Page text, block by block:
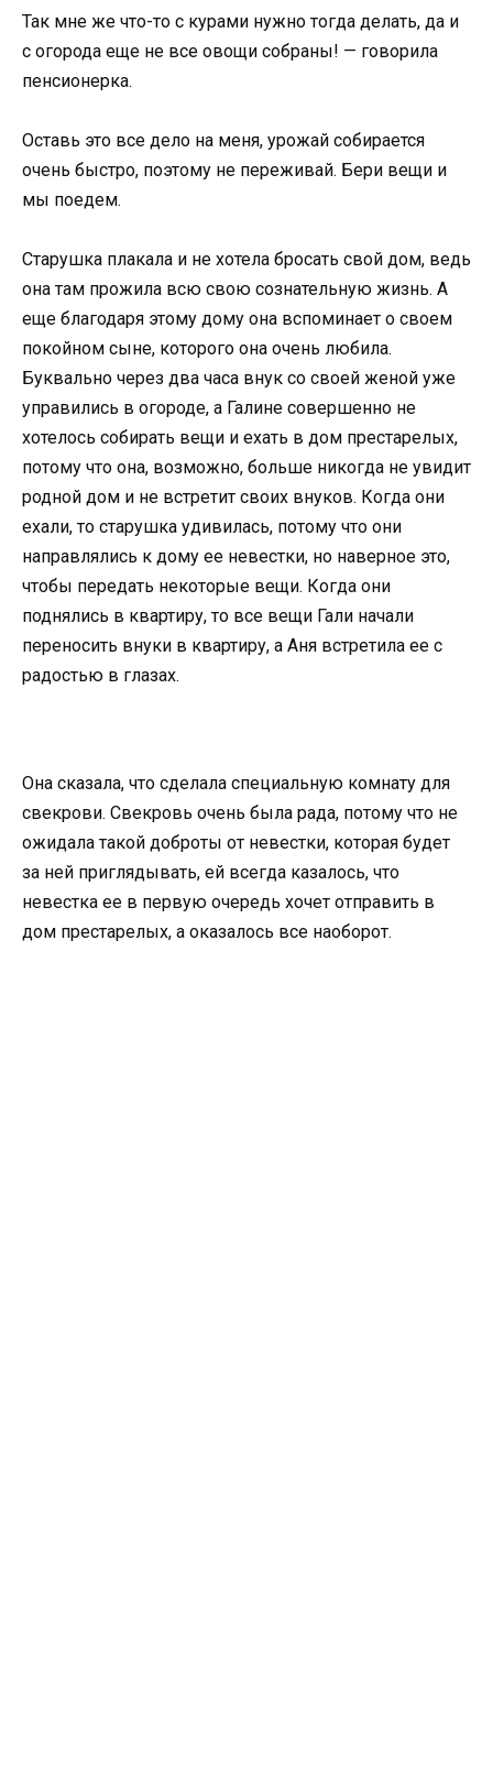
Так мне же что-то с курами нужно тогда делать, да и
с огорода еще не все овощи собраны! — говорила
пенсионерка.
Оставь это все дело на меня, урожай собирается
очень быстро, поэтому не переживай. Бери вещи и
мы поедем.
Старушка плакала и не хотела бросать свой дом, ведь
она там прожила всю свою сознательную жизнь. А
еще благодаря этому дому она вспоминает о своем
покойном сыне, которого она очень любила.
Буквально через два часа внук со своей женой уже
управились в огороде, а Галине совершенно не
хотелось собирать вещи и ехать в дом престарелых,
потому что она, возможно, больше никогда не увидит
родной дом и не встретит своих внуков. Когда они
ехали, то старушка удивилась, потому что они
направлялись к дому ее невестки, но наверное это,
чтобы передать некоторые вещи. Когда они
поднялись в квартиру, то все вещи Гали начали
переносить внуки в квартиру, а Аня встретила ее с
радостью в глазах.
Она сказала, что сделала специальную комнату для
свекрови. Свекровь очень была рада, потому что не
ожидала такой доброты от невестки, которая будет
за ней приглядывать, ей всегда казалось, что
невестка ее в первую очередь хочет отправить в
дом престарелых, а оказалось все наоборот.